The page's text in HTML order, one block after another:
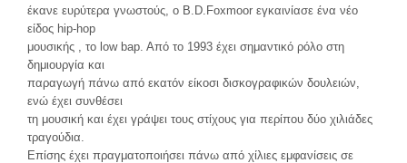
έκανε ευρύτερα γνωστούς, ο B.D.Foxmoor εγκαινίασε ένα νέο
είδος hip-hop
μουσικής , το low bap. Aπό το 1993 έχει σημαντικό ρόλο στη
δημιουργία και
παραγωγή πάνω από εκατόν είκοσι δισκογραφικών δουλειών,
ενώ έχει συνθέσει
τη μουσική και έχει γράψει τους στίχους για περίπου δύο χιλιάδες
τραγούδια.
Επίσης έχει πραγματοποιήσει πάνω από χίλιες εμφανίσεις σε